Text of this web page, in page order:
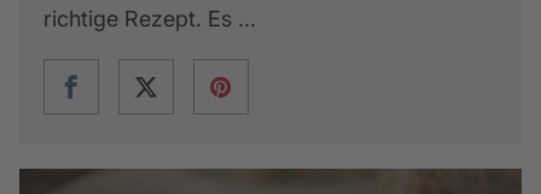
richtige Rezept. Es ...